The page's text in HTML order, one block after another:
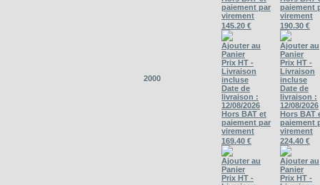
paiement par
virement
paiement
virement
2000
145.20 €
Ajouter au
Panier
Prix HT -
Livraison
incluse
Date de
livraison :
12/08/2026
Hors BAT et
paiement par
virement
190.30 €
Ajouter au
Panier
Prix HT -
Livraison
incluse
Date de
livraison :
12/08/2026
Hors BAT
paiement
virement
169.40 €
Ajouter au
Panier
Prix HT -
224.40 €
Ajouter au
Panier
Prix HT -